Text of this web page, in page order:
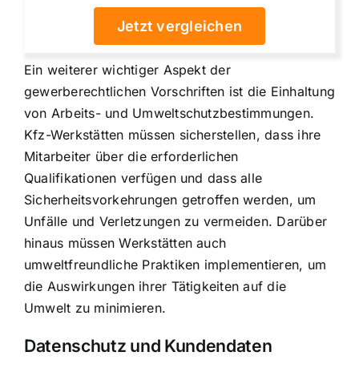
Jetzt vergleichen
Ein weiterer wichtiger Aspekt der
gewerberechtlichen Vorschriften ist die Einhaltung
von Arbeits- und Umweltschutzbestimmungen.
Kfz-Werkstätten müssen sicherstellen, dass ihre
Mitarbeiter über die erforderlichen
Qualifikationen verfügen und dass alle
Sicherheitsvorkehrungen getroffen werden, um
Unfälle und Verletzungen zu vermeiden. Darüber
hinaus müssen Werkstätten auch
umweltfreundliche Praktiken implementieren, um
die Auswirkungen ihrer Tätigkeiten auf die
Umwelt zu minimieren.
Datenschutz und Kundendaten